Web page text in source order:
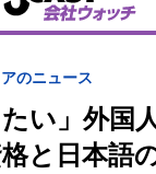
のニュース
たい」外
と日本語